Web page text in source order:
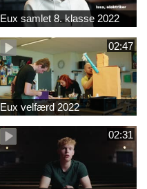
Eux samlet 8. klasse 2022
02:47
Eux velfærd 2022
02:31